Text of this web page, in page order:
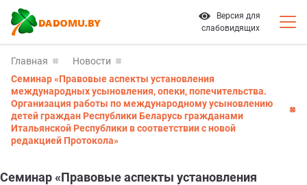
Версия для
слабовидящих
Главная
Новости
Семинар «Правовые аспекты установления
международных усыновления, опеки, попечительства.
Организация работы по международному усыновлению
детей граждан Республики Беларусь гражданами
Итальянской Республики в соответствии с новой
редакцией Протокола»
Семинар «Правовые аспекты установления